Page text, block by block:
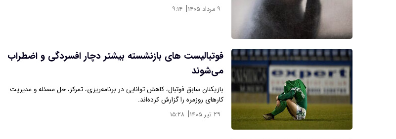
۹ مرداد ۱۴۰۵ | ۹:۱۴
فوتبالیست های بازنشسته بیشتر دچار افسردگی و اضطراب
می‌شوند
بازیکنان سابق فوتبال، کاهش توانایی در برنامه‌ریزی، تمرکز، حل مسئله و مدیریت
کارهای روزمره را گزارش کرده‌اند.
۲۹ تیر ۱۴۰۵ | ۱۵:۲۸